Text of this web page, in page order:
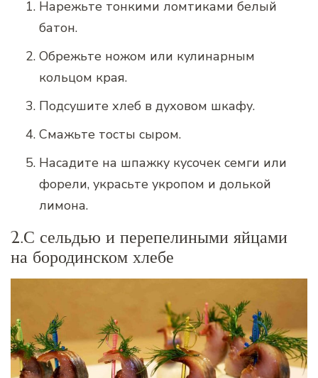
Нарежьте тонкими ломтиками белый
батон.
Обрежьте ножом или кулинарным
кольцом края.
Подсушите хлеб в духовом шкафу.
Смажьте тосты сыром.
Насадите на шпажку кусочек семги или
форели, украсьте укропом и долькой
лимона.
2.С сельдью и перепелиными яйцами
на бородинском хлебе